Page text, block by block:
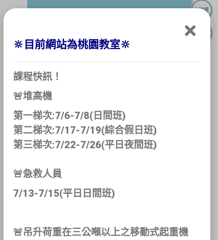
廠商會員
個人會員
🔆目前網站為桃園教室🔆
課程快訊！
🚨堆高機
第一梯次:7/6-7/8(日間班)
第二梯次:7/17-7/19(綜合假日班)
第三梯次:7/22-7/26(平日夜間班)
🚨急救人員
7/13-7/15(平日日間班)
🚨吊升荷重在三公噸以上之移動式起重機